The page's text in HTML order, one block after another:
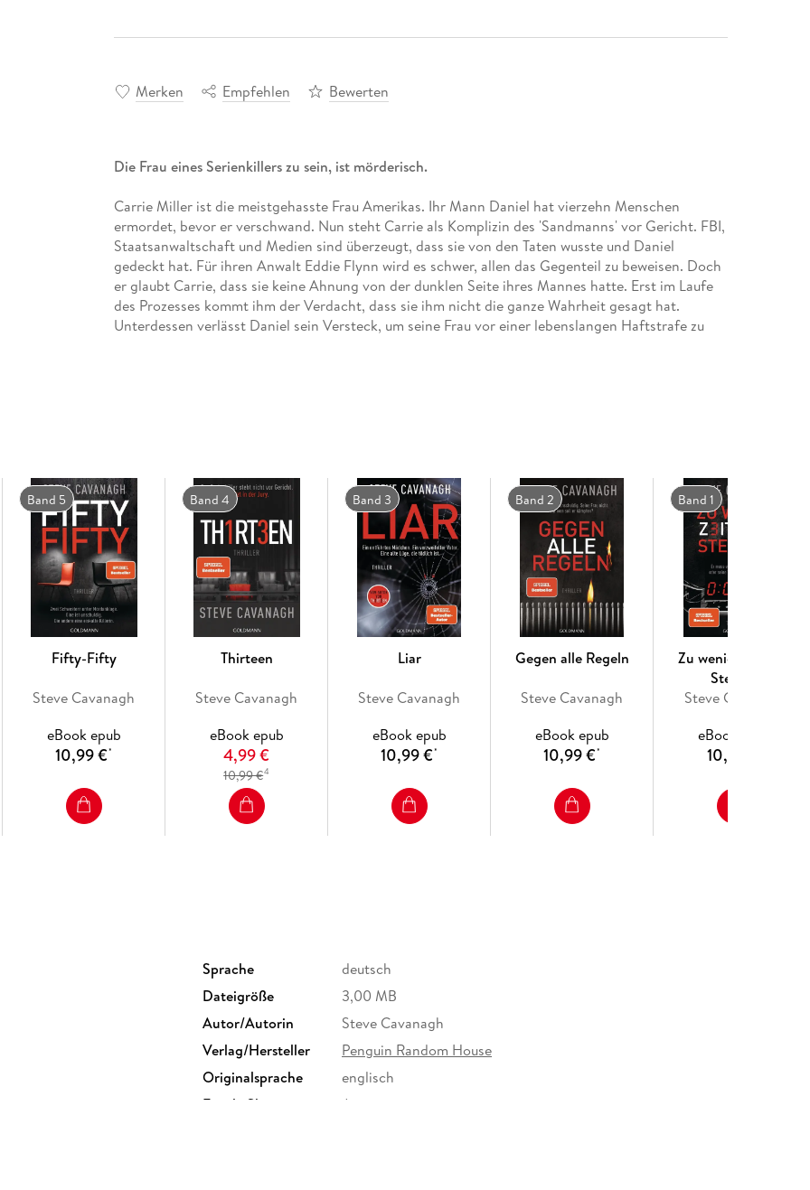
Merken Empfehlen Bewerten
Die Frau eines Serienkillers zu sein, ist mörderisch.
Carrie Miller ist die meistgehasste Frau Amerikas. Ihr Mann Daniel hat vierzehn Menschen
ermordet, bevor er verschwand. Nun steht Carrie als Komplizin des 'Sandmanns' vor Gericht. FBI,
Staatsanwaltschaft und Medien sind überzeugt, dass sie von den Taten wusste und Daniel
gedeckt hat. Für ihren Anwalt Eddie Flynn wird es schwer, allen das Gegenteil zu beweisen. Doch
er glaubt Carrie, dass sie keine Ahnung von der dunklen Seite ihres Mannes hatte. Erst im Laufe
des Prozesses kommt ihm der Verdacht, dass sie ihm nicht die ganze Wahrheit gesagt hat.
Unterdessen verlässt Daniel sein Versteck, um seine Frau vor einer lebenslangen Haftstrafe zu
Band 5
Fifty-Fifty
Steve Cavanagh
eBook epub
10,99 €*
Band 4
Thirteen
Steve Cavanagh
eBook epub
4,99 €
10,99 €4
Band 3
Liar
Steve Cavanagh
eBook epub
10,99 €*
Band 2
Gegen alle Regeln
Steve Cavanagh
eBook epub
10,99 €*
Band 1
Zu wenig Zeit zum
Sterben
Steve Cavanagh
eBook epub
10,99 €
Sprache
deutsch
Dateigröße
3,00 MB
Autor/Autorin
Steve Cavanagh
Verlag/Hersteller
Penguin Random House
Originalsprache
englisch
Family Sharing
Ja